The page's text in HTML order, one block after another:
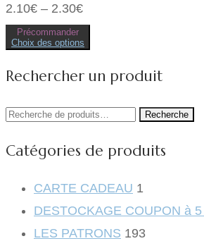
la
du
produit
2.10€ – 2.30€
Précommander
Choix des options
Ce
a
plusieurs
Les
options
choisies
sur
du
Rechercher un produit
Recherche
Recherche
Catégories de produits
CARTE CADEAU 1
DESTOCKAGE COUPON à
LES PATRONS 193